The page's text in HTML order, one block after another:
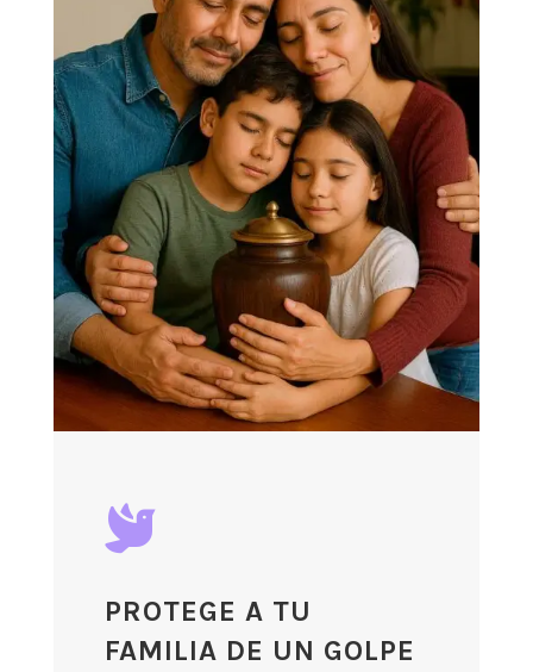

PROTEGE A TU
FAMILIA DE UN GOLPE